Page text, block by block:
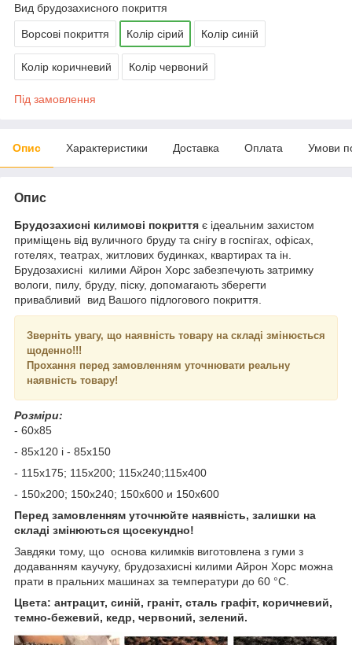
Вид брудозахисного покриття
Ворсові покриття Колір сірий Колір синій
Колір коричневий Колір червоний
Під замовлення
Опис Характеристики Доставка Оплата Умови
Опис
Брудозахисні килимові покриття є ідеальним захистом
приміщень від вуличного бруду та снігу в госпігах, офісах,
готелях, театрах, житлових будинках, квартирах та ін.
Брудозахисні килими Айрон Хорс забезпечують затримку
вологи, пилу, бруду, піску, допомагають зберегти
привабливий вид Вашого підлогового покриття.
Зверніть увагу, що наявність товару на складі змінюється
щоденно!!!
Прохання перед замовленням уточнювати реальну
наявність товару!
Розміри:
- 60х85
- 85х120 і - 85х150
- 115х175; 115х200; 115х240;115х400
- 150х200; 150х240; 150х600 и 150х600
Перед замовленням уточнюйте наявність, залишки на
складі змінюються щосекундно!
Завдяки тому, що основа килимків виготовлена з гуми з
додаванням каучуку, брудозахисні килими Айрон Хорс можна
прати в пральних машинах за температури до 60 °C.
Цвета: антрацит, синій, граніт, сталь графіт, коричневий,
темно-бежевий, кедр, червоний, зелений.